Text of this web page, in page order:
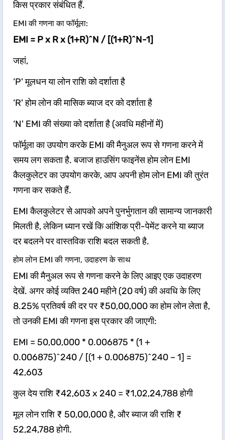
किस प्रकार संबंधित हैं.
EMI की गणना का फॉर्मूला:
EMI = P x R x (1+R)^N / [(1+R)^N-1]
जहां,
‘P' मूलधन या लोन राशि को दर्शाता है
‘R' होम लोन की मासिक ब्याज दर को दर्शाता है
‘N' EMI की संख्या को दर्शाता है (अवधि महीनों में)
फॉर्मूला का उपयोग करके EMI की मैनुअल रूप से गणना करने में
समय लग सकता है. बजाज हाउसिंग फाइनेंस होम लोन EMI
कैलकुलेटर का उपयोग करके, आप अपनी होम लोन EMI की तुरंत
गणना कर सकते हैं.
EMI कैलकुलेटर से आपको अपने पुनर्भुगतान की सामान्य जानकारी
मिलती है, लेकिन ध्यान रखें कि आंशिक प्री-पेमेंट करने या ब्याज
दर बदलने पर वास्तविक राशि बदल सकती है.
होम लोन EMI की गणना, उदाहरण के साथ
EMI की मैनुअल रूप से गणना करने के लिए आइए एक उदाहरण
देखें. अगर कोई व्यक्ति 240 महीने (20 वर्ष) की अवधि के लिए
8.25% प्रतिवर्ष की दर पर ₹50,00,000 का होम लोन लेता है,
तो उनकी EMI की गणना इस प्रकार की जाएगी:
EMI = 50,00,000 * 0.006875 * (1 +
0.006875)^240 / [(1 + 0.006875)^240 – 1] =
42,603
कुल देय राशि ₹42,603 x 240 = ₹1,02,24,788 होगी
मूल लोन राशि ₹ 50,00,000 है, और ब्याज की राशि ₹
52,24,788 होगी.